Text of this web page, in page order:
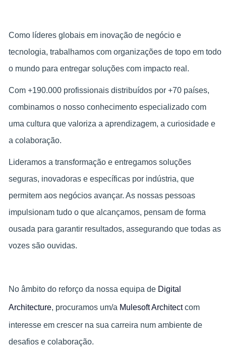
Como líderes globais em inovação de negócio e
tecnologia, trabalhamos com organizações de topo em todo
o mundo para entregar soluções com impacto real.
Com +190.000 profissionais distribuídos por +70 países,
combinamos o nosso conhecimento especializado com
uma cultura que valoriza a aprendizagem, a curiosidade e
a colaboração.
Lideramos a transformação e entregamos soluções
seguras, inovadoras e específicas por indústria, que
permitem aos negócios avançar. As nossas pessoas
impulsionam tudo o que alcançamos, pensam de forma
ousada para garantir resultados, assegurando que todas as
vozes são ouvidas.
No âmbito do reforço da nossa equipa de Digital
Architecture, procuramos um/a Mulesoft Architectcom
interesse em crescer na sua carreira num ambiente de
desafios e colaboração.